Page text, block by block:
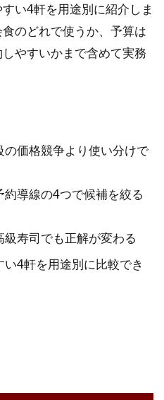
い4軒を用途別に紹介しま
のどれで使うか、予算は
やすいかまで含めて実務
の価格競争より使い分けで
導線の4つで候補を絞る
寿司でも正解が変わる
4軒を用途別に比較でき